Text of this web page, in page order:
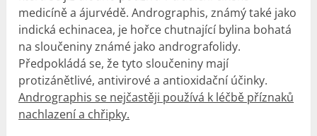
medicíně a ájurvédě. Andrographis, známý také jako
indická echinacea, je hořce chutnající bylina bohatá
na sloučeniny známé jako andrografolidy.
Předpokládá se, že tyto sloučeniny mají
protizánětlivé, antivirové a antioxidační účinky.
Andrographis se nejčastěji používá k léčbě příznaků
nachlazení a chřipky.